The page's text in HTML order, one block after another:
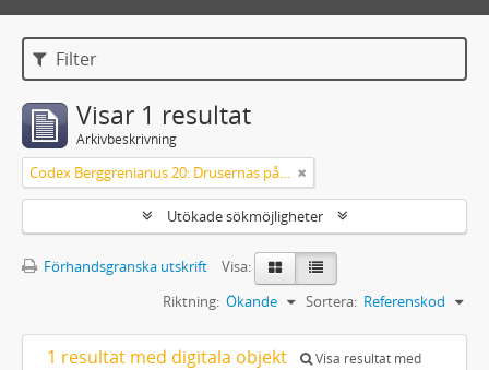
Filter
Visar 1 resultat
Arkivbeskrivning
Codex Berggrenianus 20: Drusernas på Libanon heliga bok
Utökade sökmöjligheter
Förhandsgranska utskrift
Visa:
Sortera: Referenskod
Riktning: Ökande
1 resultat med digitala objekt
Visa resultat med